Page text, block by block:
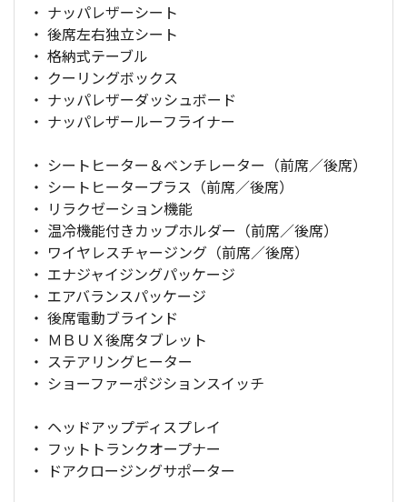
・ ナッパレザーシート
・ 後席左右独立シート
・ 格納式テーブル
・ クーリングボックス
・ ナッパレザーダッシュボード
・ ナッパレザールーフライナー
・ シートヒーター＆ベンチレーター（前席／後席）
・ シートヒータープラス（前席／後席）
・ リラクゼーション機能
・ 温冷機能付きカップホルダー（前席／後席）
・ ワイヤレスチャージング（前席／後席）
・ エナジャイジングパッケージ
・ エアバランスパッケージ
・ 後席電動ブラインド
・ ＭＢＵＸ後席タブレット
・ ステアリングヒーター
・ ショーファーポジションスイッチ
・ ヘッドアップディスプレイ
・ フットトランクオープナー
・ ドアクロージングサポーター